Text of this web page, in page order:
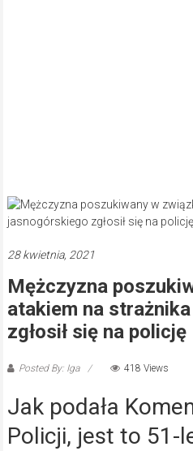
28 kwietnia, 2021
Mężczyzna
atakiem na
zgłosił się na policję
Posted By: Iga 418 Views
Jak podała
Policji, jest to 51-